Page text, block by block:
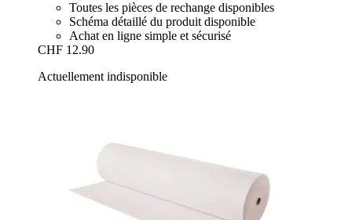
Toutes les pièces de rechange disponibles
Schéma détaillé du produit disponible
Achat en ligne simple et sécurisé
CHF 12.90
Actuellement indisponible